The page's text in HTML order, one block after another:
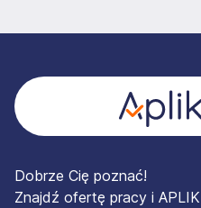
Dobrze Cię poznać!
Znajdź ofertę pracy i